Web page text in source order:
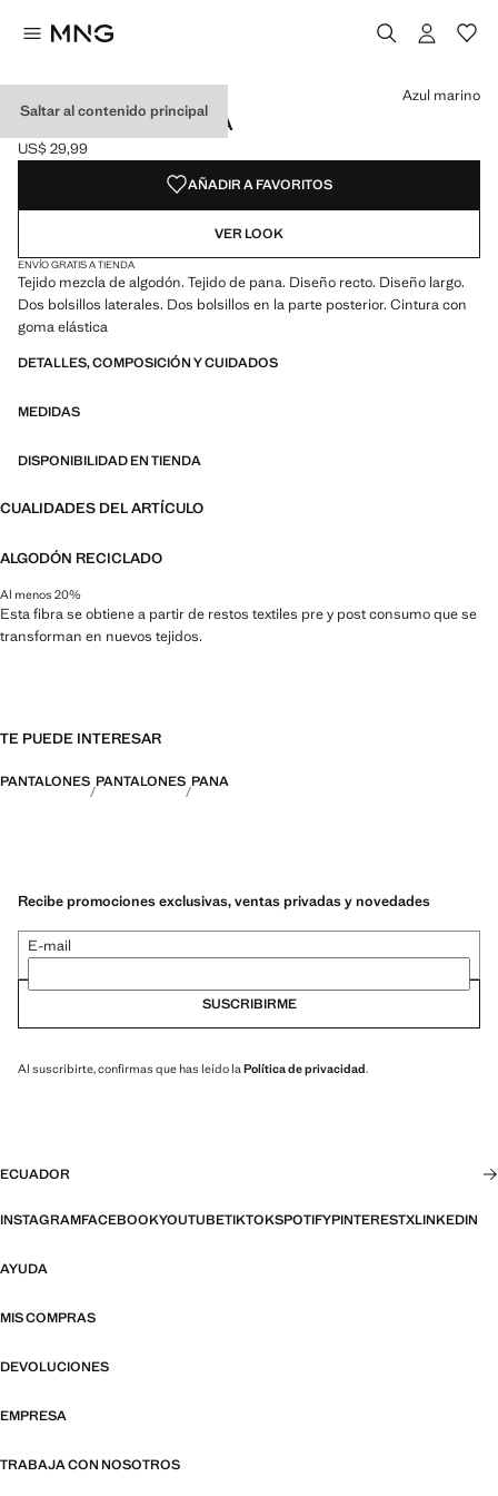
Saltar al contenido principal
PANTALÓN RECTO PANA
Precio actual [US$ 29,99 ]
US$ 29,99
Selecciona un color
Color Azul marino seleccionado
Color Khaki
Azul marino
AÑADIR A FAVORITOS
VER LOOK
ENVÍO GRATIS A TIENDA
Tejido mezcla de algodón. Tejido de pana. Diseño recto. Diseño largo.
Dos bolsillos laterales. Dos bolsillos en la parte posterior. Cintura con
goma elástica
DETALLES, COMPOSICIÓN Y CUIDADOS
MEDIDAS
DISPONIBILIDAD EN TIENDA
CUALIDADES DEL ARTÍCULO
ALGODÓN RECICLADO
Al menos 20%
Esta fibra se obtiene a partir de restos textiles pre y post consumo que se
transforman en nuevos tejidos.
TE PUEDE INTERESAR
PANTALONES PANTALONES PANA
Recibe promociones exclusivas, ventas privadas y novedades
E-mail
SUSCRIBIRME
Al suscribirte, confirmas que has leído laPolítica de privacidad.
ECUADOR
INSTAGRAMFACEBOOKYOUTUBETIKTOKSPOTIFYPINTERESTXLINKEDIN
AYUDA
MIS COMPRAS
DEVOLUCIONES
EMPRESA
TRABAJA CON NOSOTROS